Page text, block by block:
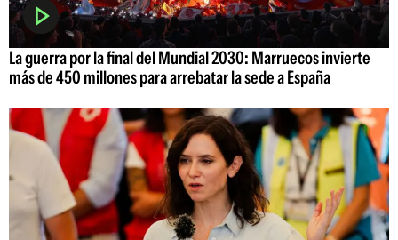
La guerra por la final del Mundial 2030: Marruecos invierte
más de 450 millones para arrebatar la sede a España